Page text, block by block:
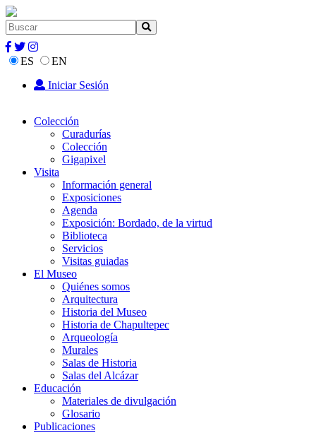
ES
EN
Iniciar Sesión
Colección
Curadurías
Colección
Gigapixel
Visita
Información general
Exposiciones
Agenda
Exposición: Bordado, de la virtud
Biblioteca
Servicios
Visitas guiadas
El Museo
Quiénes somos
Arquitectura
Historia del Museo
Historia de Chapultepec
Arqueología
Murales
Salas de Historia
Salas del Alcázar
Educación
Materiales de divulgación
Glosario
Publicaciones